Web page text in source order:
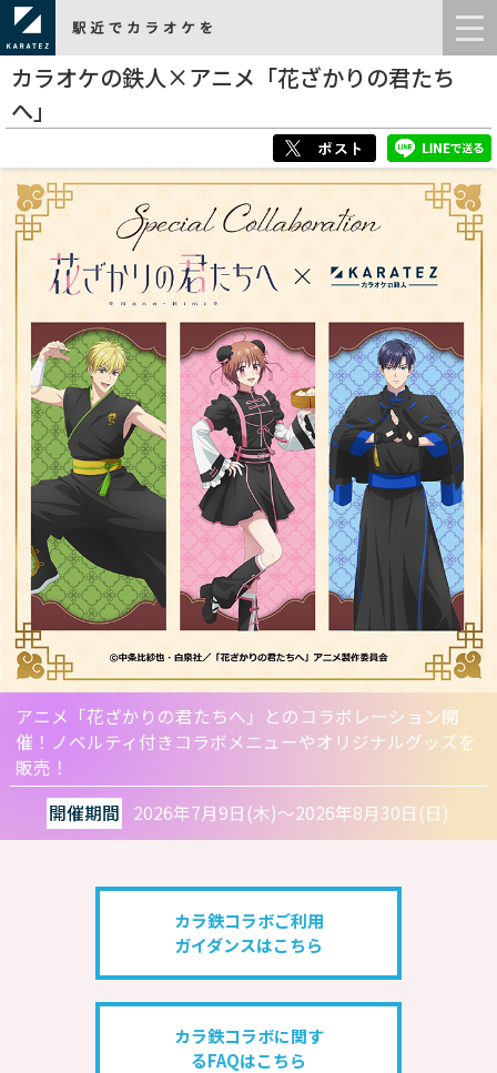
カラオケの鉄人×アニメ「花ざかりの君たち
へ」
アニメ「花ざかりの君たちへ」とのコラボレーション開
催！ ノベルティ付きコラボメニューやオリジナルグッズを
販売！
開催期間
2026年7月9日(木)～2026年8月30日(日)
カラ鉄コラボご利用
ガイダンスはこちら
カラ鉄コラボに関す
るFAQはこちら